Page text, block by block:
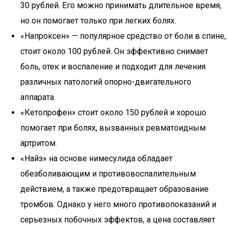
30 рублей. Его можно принимать длительное время,
но он помогает только при легких болях.
«Напроксен» — популярное средство от боли в спине,
стоит около 100 рублей. Он эффективно снимает
боль, отек и воспаление и подходит для лечения
различных патологий опорно-двигательного
аппарата.
«Кетопрофен» стоит около 150 рублей и хорошо
помогает при болях, вызванных ревматоидным
артритом.
«Найз» на основе нимесулида обладает
обезболивающим и противовоспалительным
действием, а также предотвращает образование
тромбов. Однако у него много противопоказаний и
серьезных побочных эффектов, а цена составляет